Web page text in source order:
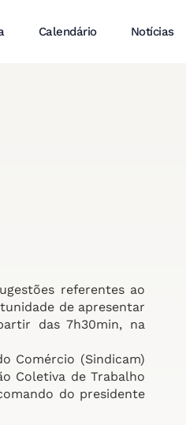
Calendário Notícias
referentes ao
de apresentar
das 7h30min, na
Comércio (Sindicam)
Coletiva de Trabalho
do presidente